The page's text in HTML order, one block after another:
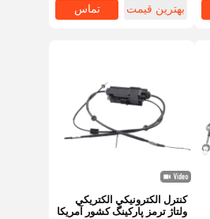
بهترین قیمت
تماس
کنترل الکترونيکي الکتريکي
ولتاژ ترمز پارکينگ کشور آمريکا